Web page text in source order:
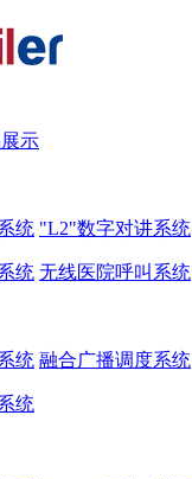
示
统 "L2"数字对讲系统
统 无线医院呼叫系统
统 融合广播调度系统
统